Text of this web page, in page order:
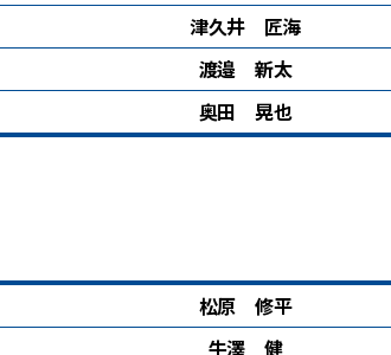
津久井 匠海
渡邉 新太
奥田 晃也
松原 修平
牛澤 健